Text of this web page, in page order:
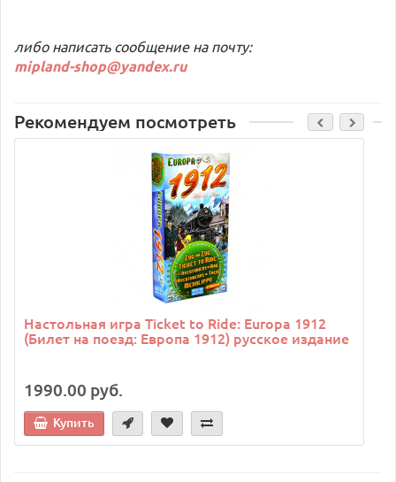
либо написать сообщение на почту:
mipland-shop@yandex.ru
Рекомендуем посмотреть
Настольная игра Ticket to Ride: Europa 1912
(Билет на поезд: Европа 1912) русское издание
1990.00 руб.
Купить